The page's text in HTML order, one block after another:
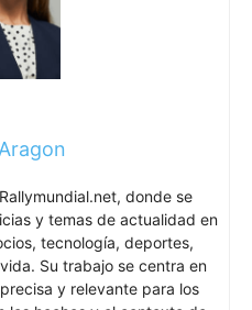
donde se
y temas de actualidad en
tecnología, deportes,
Su trabajo se centra en
y relevante para los